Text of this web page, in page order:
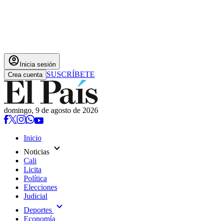
account_circle Inicia sesión
Crea cuenta SUSCRÍBETE
domingo, 9 de agosto de 2026
Inicio
Noticias expand_more
Cali
Licita
Política
Elecciones
Judicial
Deportes expand_more
Economía